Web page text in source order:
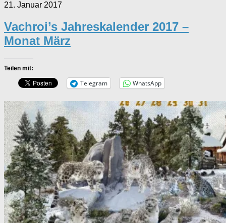
21. Januar 2017
Vachroi’s Jahreskalender 2017 –
Monat März
Teilen mit:
Telegram WhatsApp